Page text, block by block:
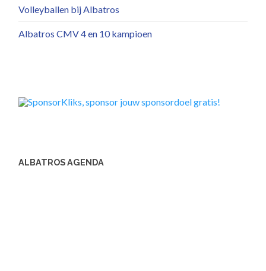
Volleyballen bij Albatros
Albatros CMV 4 en 10 kampioen
ALBATROS AGENDA